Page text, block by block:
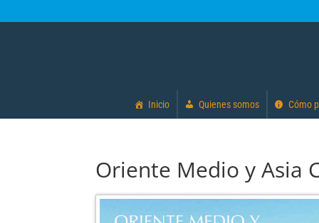
Inicio Quienes somos Cómo
Oriente Medio y Asia